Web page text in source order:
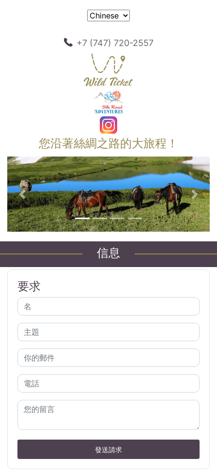
+7 (747) 720-2557
您沿著絲綢之路的大旅程！
以前的 下一個
信息
要求
發送請求